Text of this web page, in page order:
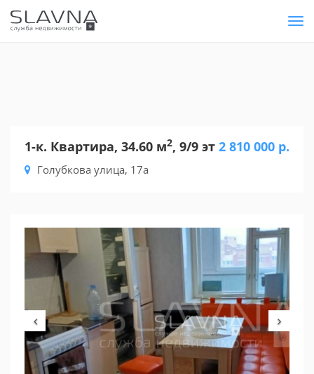
1-к. Квартира, 34.60 м2, 9/9 эт
Голубкова улица, 17а
2 810 000 р.
Previous